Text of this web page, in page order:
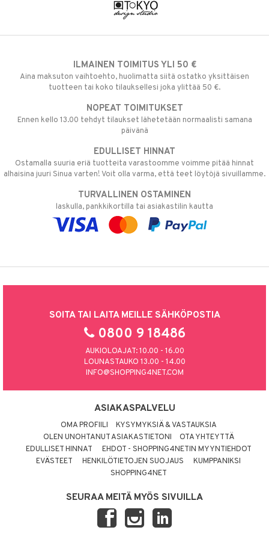
ILMAINEN TOIMITUS YLI 50 €
Aina maksuton vaihtoehto, huolimatta siitä ostatko yksittäisen
tuotteen tai koko tilauksellesi joka ylittää 50 €.
NOPEAT TOIMITUKSET
Ennen kello 13.00 tehdyt tilaukset lähetetään normaalisti samana
päivänä
EDULLISET HINNAT
Ostamalla suuria eriä tuotteita varastoomme voimme pitää hinnat
alhaisina juuri Sinua varten! Voit olla varma, että teet löytöjä sivuillamme.
TURVALLINEN OSTAMINEN
laskulla, pankkikortilla tai asiakastilin kautta
SOITA TAI LAITA MEILLE SÄHKÖPOSTIA
0800 9 18486
AUKIOLOAJAT: 10.00 - 16.00
LOUNASTAUKO 13.00 - 14.00
INFO@SHOPPING4NET.COM
ASIAKASPALVELU
OMA PROFIILI
KYSYMYKSIÄ & VASTAUKSIA
OLEN UNOHTANUT ASIAKASTIETONI
OTA YHTEYTTÄ
EDULLISET HINNAT
EHDOT - SHOPPING4NETIN MYYNTIEHDOT
EVÄSTEET
HENKILÖTIETOJEN SUOJAUS
KUMPPANIKSI
SHOPPING4NET
SEURAA MEITÄ MYÖS SIVUILLA